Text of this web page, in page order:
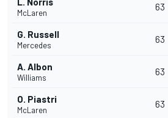
McLaren
63
G. Russell
Mercedes
63
A. Albon
Williams
63
O. Piastri
McLaren
63